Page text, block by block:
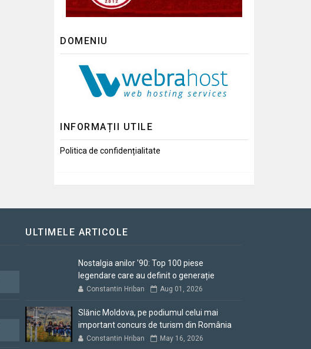
DOMENIU
INFORMAȚII UTILE
Politica de confidențialitate
ULTIMELE ARTICOLE
Nostalgia anilor '90: Top 100 piese
legendare care au definit o generație
Constantin Hriban Aug 01, 2026
Slănic Moldova, pe podiumul celui mai
important concurs de turism din România
Constantin Hriban May 16, 2026